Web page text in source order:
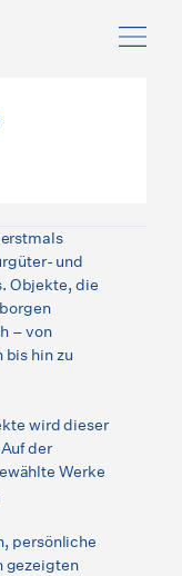
und
Objekte, die
– von
hin zu
wird dieser
der
Werke
persönliche
gezeigten